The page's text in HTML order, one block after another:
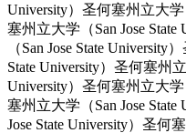
University）圣何塞州立大学
塞州立大学（San Jose
（San Jose State University
State University）圣何塞州
University）圣何塞州立大学
塞州立大学（San Jose
Jose State University）圣何